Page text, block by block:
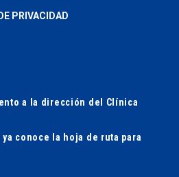
PRIVACIDAD
a la dirección del Clínica
ya conoce la hoja de ruta para